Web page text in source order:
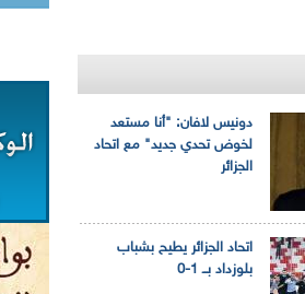
دونيس لافان: "أنا مستعد
لخوض تحدي جديد" مع اتحاد
الجزائر
اتحاد الجزائر يطيح بشباب
بلوزداد بــ 1-0